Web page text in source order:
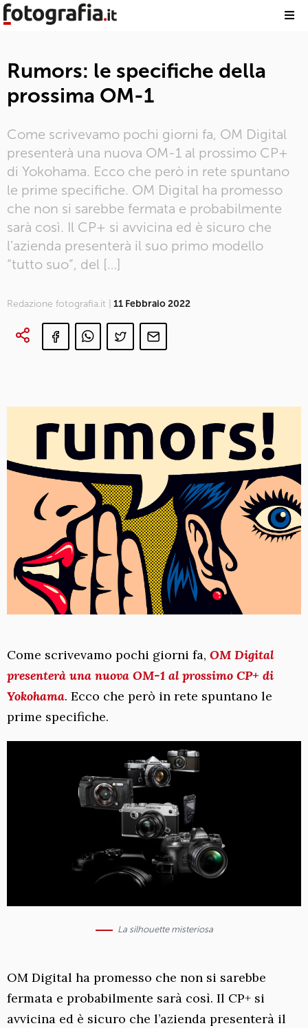
Rumors: le specifiche della
prossima OM-1
Come scrivevamo pochi giorni fa, OM Digital
presenterà una nuova OM-1 al prossimo CP+
di Yokohama. Ecco che però in rete spuntano
le prime specifiche. OM Digital ha promesso
che non si sarebbe fermata e probabilmente
sarà così. Il CP+ si avvicina ed è sicuro che
l’azienda presenterà il suo primo modello
“tutto suo”, del […]
Redazione fotografia.it | 11 Febbraio 2022
Come scrivevamo pochi giorni fa, OM Digital
presenterà una nuova OM-1 al prossimo CP+ di
Yokohama. Ecco che però in rete spuntano le
prime specifiche.
La silhouette misteriosa
OM Digital ha promesso che non si sarebbe
fermata e probabilmente sarà così. Il CP+ si
avvicina ed è sicuro che l’azienda presenterà il